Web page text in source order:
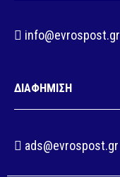
info@evrospost.gr
ΔΙΑΦΗΜΙΣΗ
ads@evrospost.gr